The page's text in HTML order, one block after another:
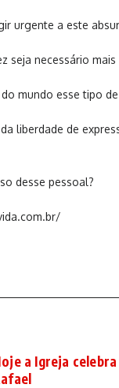
urgente a este
seja necessário
mundo esse tipo
liberdade de
desse pessoal?
a Igreja